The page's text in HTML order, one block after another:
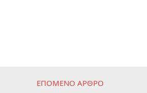
ΕΠΌΜΕΝΟ ΆΡΘΡΟ